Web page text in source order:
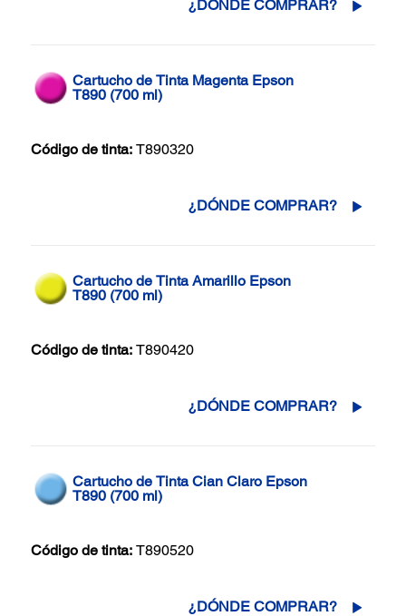
¿DÓNDE COMPRAR?
Cartucho de Tinta Magenta Epson
T890 (700 ml)
Código de tinta: T890320
¿DÓNDE COMPRAR?
Cartucho de Tinta Amarillo Epson
T890 (700 ml)
Código de tinta: T890420
¿DÓNDE COMPRAR?
Cartucho de Tinta Cian Claro Epson
T890 (700 ml)
Código de tinta: T890520
¿DÓNDE COMPRAR?